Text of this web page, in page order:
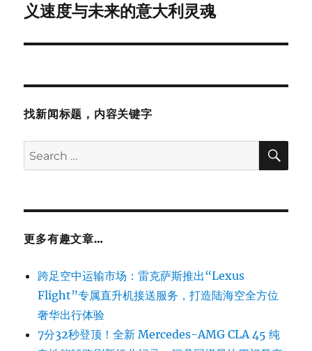
post:
义速度与未来的意大利灵魂
找新闻标题，内容关键字
Search
for:
更多有趣文章…
跨足空中运输市场：雷克萨斯推出“Lexus
Flight”专属直升机接送服务，打造陆海空全方位
奢华出行体验
7分32秒登顶！全新 Mercedes-AMG CLA 45 纯